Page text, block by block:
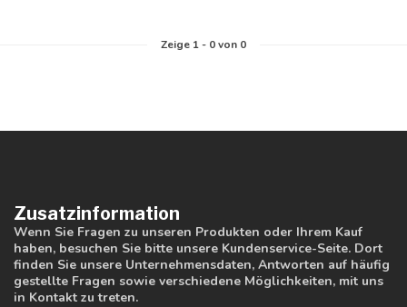
Zeige 1- 0von 0
Zusatzinformation
Wenn Sie Fragen zu unseren Produkten oder Ihrem Kauf
haben, besuchen Sie bitte unsere Kundenservice-Seite. Dort
finden Sie unsere Unternehmensdaten, Antworten auf häufig
gestellte Fragen sowie verschiedene Möglichkeiten, mit uns
in Kontakt zu treten.